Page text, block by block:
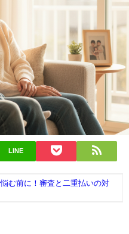
LINE
む前に！審査と二重払いの対